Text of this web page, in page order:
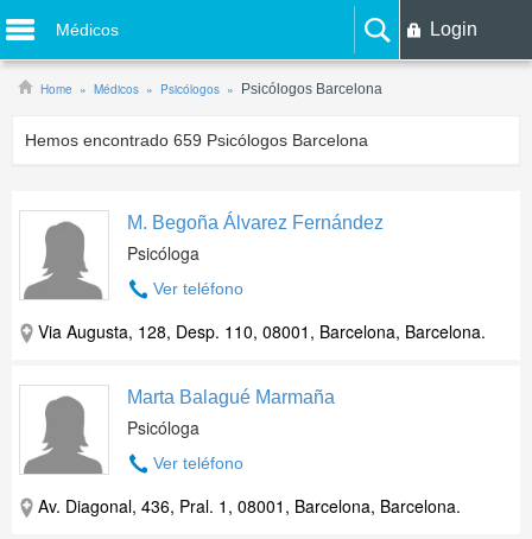
Médicos Login
Home Médicos Psicólogos Psicólogos Barcelona
Hemos encontrado 659 Psicólogos Barcelona
M. Begoña Álvarez Fernández
Psicóloga
Ver teléfono
Via Augusta, 128, Desp. 110, 08001, Barcelona, Barcelona.
Marta Balagué Marmaña
Psicóloga
Ver teléfono
Av. Diagonal, 436, Pral. 1, 08001, Barcelona, Barcelona.